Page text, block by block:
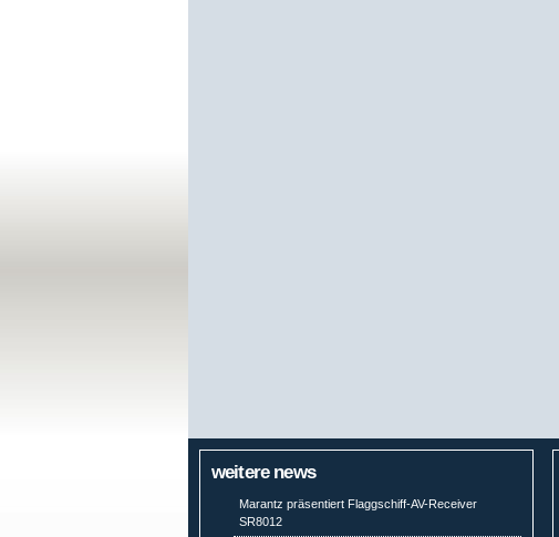
weitere news
Marantz präsentiert Flaggschiff-AV-Receiver
SR8012